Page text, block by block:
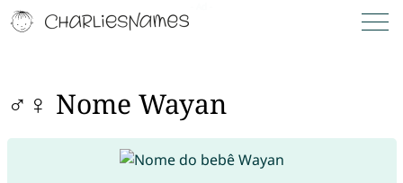
♂♀ Nome Wayan